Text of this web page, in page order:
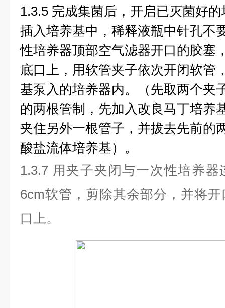
1.3.5 完成集菌后，开启已灭菌好
插入培养基中，稀释液瓶中针孔不
性培养器顶部空气滤器开口的胶塞
底口上，用软管夹子依次开闭软管
基泵入的培养器内。（先取两个夹
的两根管制，先加入改良马丁培养
夹住另外一根管子，并拔去先前的
酸盐流体培养基）。
1.3.7 用夹子夹闭与一次性培养
6cm软管，剪除其余部分，并将
口上。